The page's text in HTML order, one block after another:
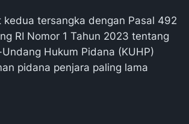
kedua tersangka dengan Pasal 492
RI Nomor 1 Tahun 2023 tentang
Hukum Pidana (KUHP)
pidana penjara paling lama